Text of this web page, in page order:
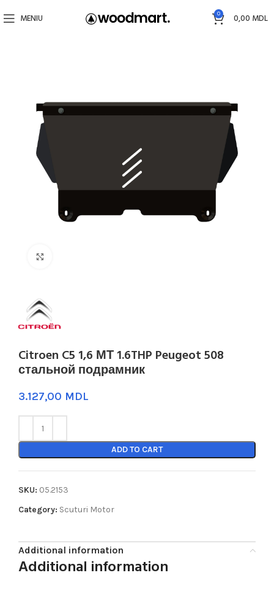
MENIU 0 0,00 MDL
Citroen C5 1,6 МТ 1.6THP Peugeot 508
стальной подрамник
MDL
ADD TO CART
SKU: 05.2153
Category: Scuturi Motor
Additional information
Additional information